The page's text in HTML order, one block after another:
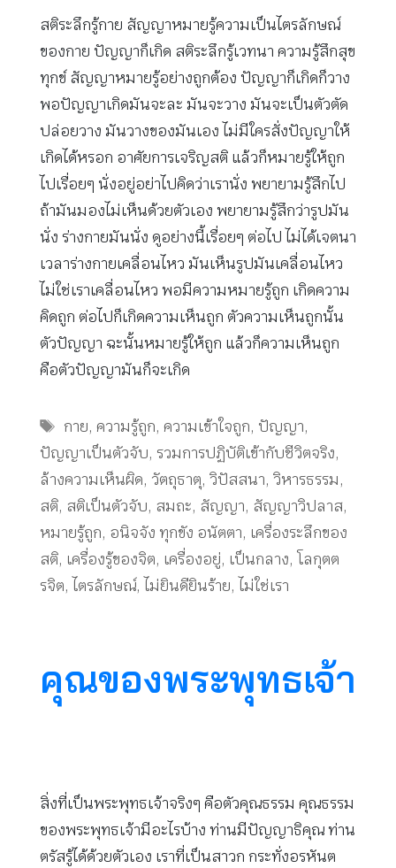
สติระลึกรู้กาย สัญญาหมายรู้ความเป็นไตรลักษณ์
ของกาย ปัญญาก็เกิด สติระลึกรู้เวทนา ความรู้สึกสุข
ทุกข์ สัญญาหมายรู้อย่างถูกต้อง ปัญญาก็เกิดก็วาง
พอปัญญาเกิดมันจะละ มันจะวาง มันจะเป็นตัวตัด
ปล่อยวาง มันวางของมันเอง ไม่มีใครสั่งปัญญาให้
เกิดได้หรอก อาศัยการเจริญสติ แล้วก็หมายรู้ให้ถูก
ไปเรื่อยๆ นั่งอยู่อย่าไปคิดว่าเรานั่ง พยายามรู้สึกไป
ถ้ามันมองไม่เห็นด้วยตัวเอง พยายามรู้สึกว่ารูปมัน
นั่ง ร่างกายมันนั่ง ดูอย่างนี้เรื่อยๆ ต่อไป ไม่ได้เจตนา
เวลาร่างกายเคลื่อนไหว มันเห็นรูปมันเคลื่อนไหว
ไม่ใช่เราเคลื่อนไหว พอมีความหมายรู้ถูก เกิดความ
คิดถูก ต่อไปก็เกิดความเห็นถูก ตัวความเห็นถูกนั้น
ตัวปัญญา ฉะนั้นหมายรู้ให้ถูก แล้วก็ความเห็นถูก
คือตัวปัญญามันก็จะเกิด
Tags
กาย,ความรู้ถูก,ความเข้าใจถูก, ปัญญา,
ปัญญาเป็นตัวจับ, รวมการปฏิบัติเข้ากับชีวิตจริง,
ล้างความเห็นผิด, วัตถุธาตุ, วิปัสสนา, วิหารธรรม,
สติ, สติเป็นตัวจับ, สมถะ, สัญญา, สัญญาวิปลาส,
หมายรู้ถูก, อนิจจัง ทุกขัง อนัตตา, เครื่องระลึกของ
สติ, เครื่องรู้ของจิต, เครื่องอยู่, เป็นกลาง, โลกุตต
รจิต, ไตรลักษณ์, ไม่ยินดียินร้าย, ไม่ใช่เรา
คุณของพระพุทธเจ้า
สิ่งที่เป็นพระพุทธเจ้าจริงๆ คือตัวคุณธรรม คุณธรรม
ของพระพุทธเจ้ามีอะไรบ้าง ท่านมีปัญญาธิคุณ ท่าน
ตรัสรู้ได้ด้วยตัวเอง เราที่เป็นสาวก กระทั่งอรหันต